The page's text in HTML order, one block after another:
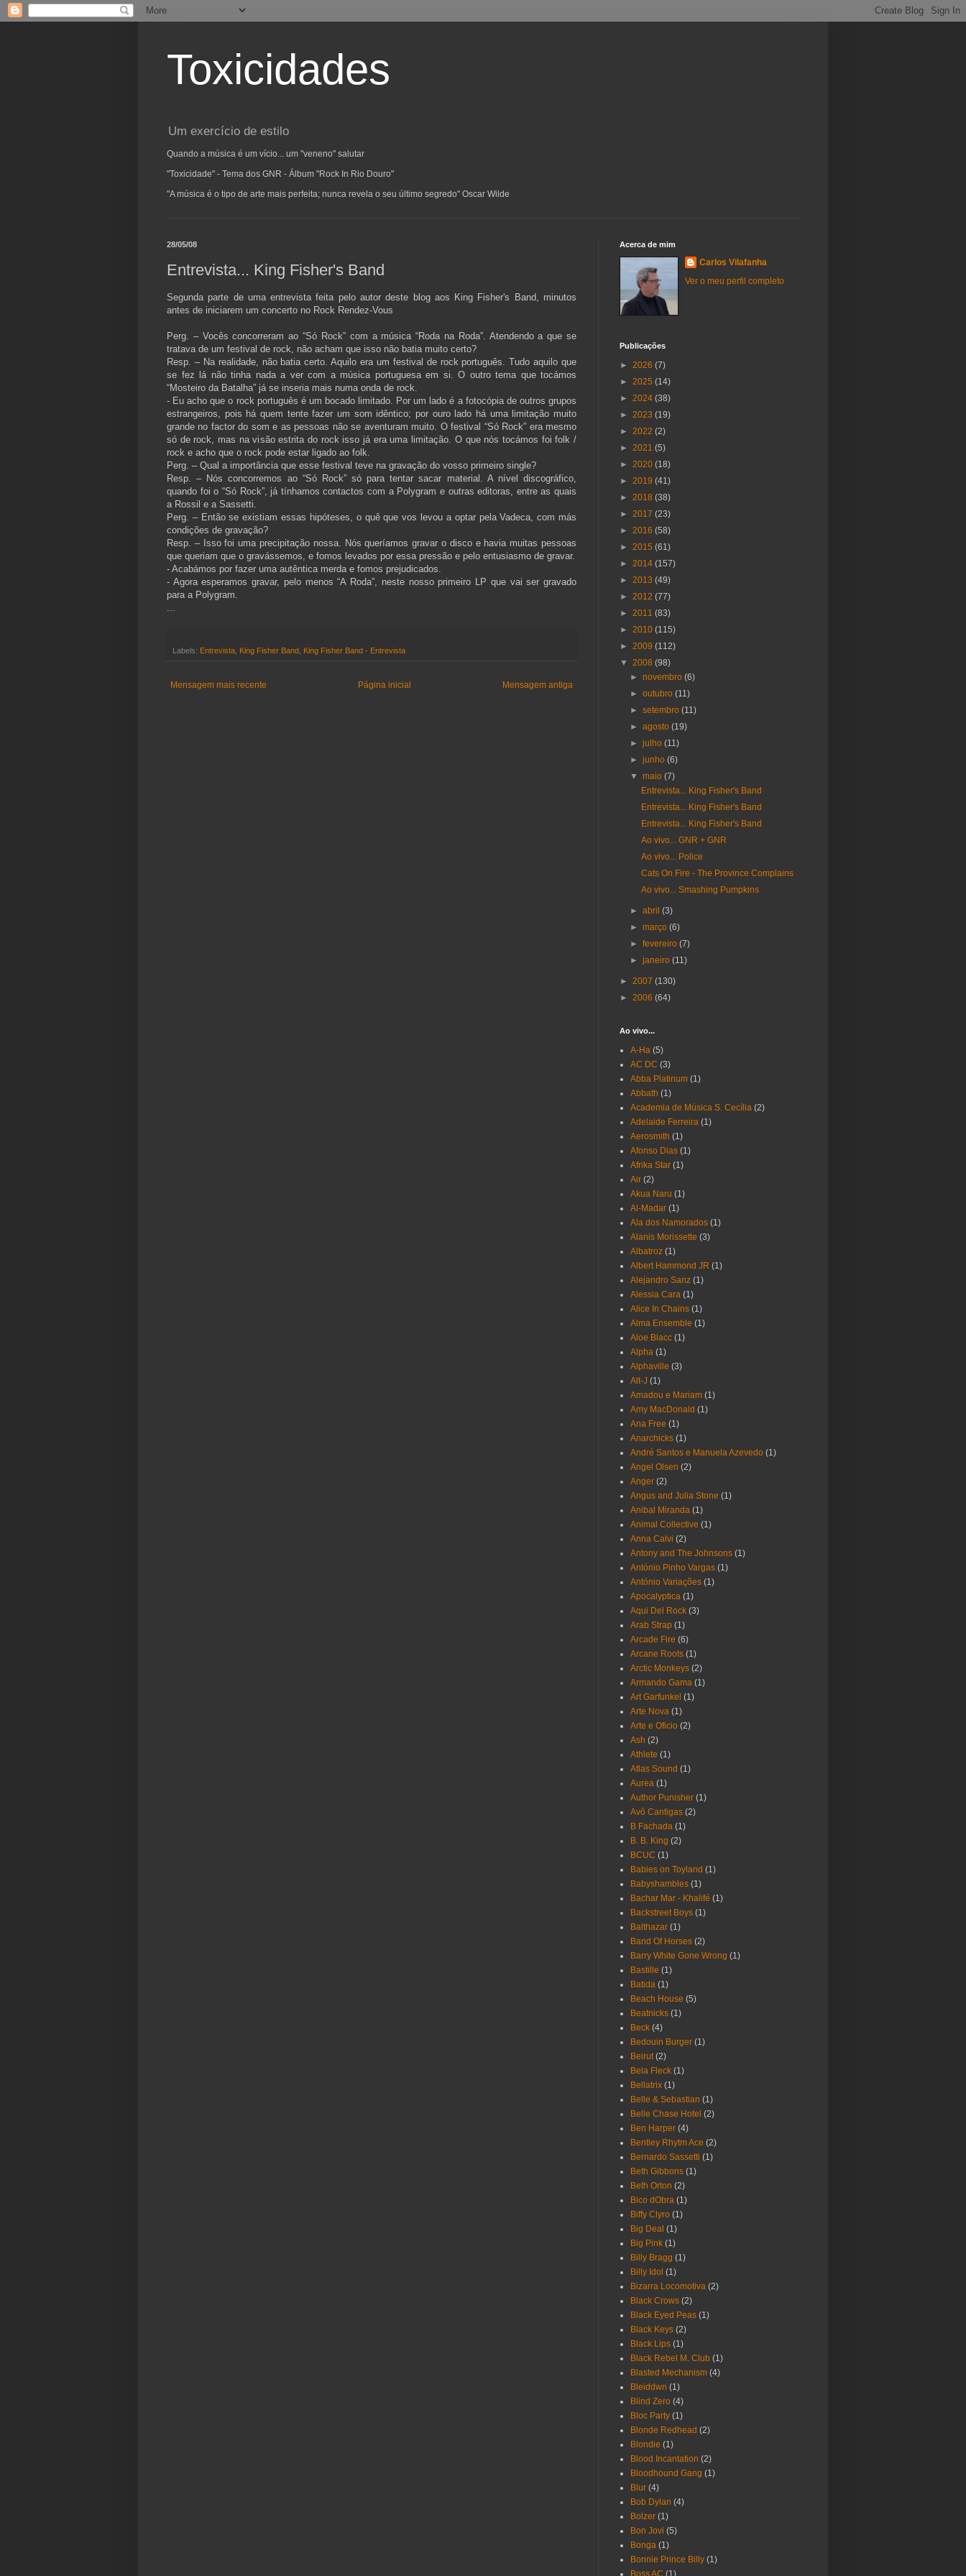
Toxicidades
Um exercício de estilo
Quando a música é um vício... um "veneno" salutar
"Toxicidade" - Tema dos GNR - Álbum "Rock In Rio Douro"
"A música é o tipo de arte mais perfeita; nunca revela o seu último segredo" Oscar Wilde
28/05/08
Entrevista... King Fisher's Band
Segunda parte de uma entrevista feita pelo autor deste blog aos King Fisher's Band, minutos
antes de iniciarem um concerto no Rock Rendez-Vous
Perg. – Vocês concorreram ao “Só Rock” com a música “Roda na Roda”. Atendendo a que se
tratava de um festival de rock, não acham que isso não batia muito certo?
Resp. – Na realidade, não batia certo. Aquilo era um festival de rock português. Tudo aquilo que
se fez lá não tinha nada a ver com a música portuguesa em si. O outro tema que tocámos
“Mosteiro da Batalha” já se inseria mais numa onda de rock.
- Eu acho que o rock português é um bocado limitado. Por um lado é a fotocópia de outros grupos
estrangeiros, pois há quem tente fazer um som idêntico; por ouro lado há uma limitação muito
grande no factor do som e as pessoas não se aventuram muito. O festival “Só Rock” era mesmo
só de rock, mas na visão estrita do rock isso já era uma limitação. O que nós tocámos foi folk /
rock e acho que o rock pode estar ligado ao folk.
Perg. – Qual a importância que esse festival teve na gravação do vosso primeiro single?
Resp. – Nós concorremos ao “Só Rock” só para tentar sacar material. A nível discográfico,
quando foi o “Só Rock”, já tínhamos contactos com a Polygram e outras editoras, entre as quais
a Rossil e a Sassetti.
Perg. – Então se existiam essas hipóteses, o quê que vos levou a optar pela Vadeca, com más
condições de gravação?
Resp. – Isso foi uma precipitação nossa. Nós queríamos gravar o disco e havia muitas pessoas
que queriam que o gravássemos, e fomos levados por essa pressão e pelo entusiasmo de gravar.
- Acabámos por fazer uma autêntica merda e fomos prejudicados.
- Agora esperamos gravar, pelo menos “A Roda”, neste nosso primeiro LP que vai ser gravado
para a Polygram.
...
Labels: Entrevista King Fisher Band King Fisher Band - Entrevista
Mensagem mais recente Mensagem antiga
Página inicial
Acerca de mim
Carlos Vilafanha
Ver o meu perfil completo
Publicações
► 2026 (7)
► 2025 (14)
► 2024 (38)
► 2023 (19)
► 2022 (2)
► 2021 (5)
► 2020 (18)
► 2019 (41)
► 2018 (38)
► 2017 (23)
► 2016 (58)
► 2015 (61)
► 2014 (157)
► 2013 (49)
► 2012 (77)
► 2011 (83)
► 2010 (115)
► 2009 (112)
▼ 2008 (98)
►novembro(6)
►outubro(11)
►setembro(11)
►agosto(19)
►julho(11)
►junho(6)
▼maio(7)
Entrevista... King Fisher's Band
Entrevista... King Fisher's Band
Entrevista... King Fisher's Band
Ao vivo... GNR + GNR
Ao vivo... Police
Cats On Fire - The Province Complains
Ao vivo... Smashing Pumpkins
►abril(3)
►março(6)
►fevereiro(7)
►janeiro(11)
► 2007 (130)
► 2006 (64)
Ao vivo...
A-Ha (5)
AC DC (3)
Abba Platinum (1)
Abbath (1)
Academia de Música S. Cecília (2)
Adelaide Ferreira (1)
Aerosmith (1)
Afonso Dias (1)
Afrika Star (1)
Air (2)
Akua Naru (1)
Al-Madar (1)
Ala dos Namorados (1)
Alanis Morissette (3)
Albatroz (1)
Albert Hammond JR (1)
Alejandro Sanz (1)
Alessia Cara (1)
Alice In Chains (1)
Alma Ensemble (1)
Aloe Blacc (1)
Alpha (1)
Alphaville (3)
Alt-J (1)
Amadou e Mariam (1)
Amy MacDonald (1)
Ana Free (1)
Anarchicks (1)
André Santos e Manuela Azevedo (1)
Angel Olsen (2)
Anger (2)
Angus and Julia Stone (1)
Anibal Miranda (1)
Animal Collective (1)
Anna Calvi (2)
Antony and The Johnsons (1)
António Pinho Vargas (1)
António Variações (1)
Apocalyptica (1)
Aqui Del Rock (3)
Arab Strap (1)
Arcade Fire (6)
Arcane Roots (1)
Arctic Monkeys (2)
Armando Gama (1)
Art Garfunkel (1)
Arte Nova (1)
Arte e Oficio (2)
Ash (2)
Athlete (1)
Atlas Sound (1)
Aurea (1)
Author Punisher (1)
Avô Cantigas (2)
B Fachada (1)
B. B. King (2)
BCUC (1)
Babies on Toyland (1)
Babyshambles (1)
Bachar Mar - Khalifé (1)
Backstreet Boys (1)
Balthazar (1)
Band Of Horses (2)
Barry White Gone Wrong (1)
Bastille (1)
Batida (1)
Beach House (5)
Beatnicks (1)
Beck (4)
Bedouin Burger (1)
Beirut (2)
Bela Fleck (1)
Bellatrix (1)
Belle & Sebastian (1)
Belle Chase Hotel (2)
Ben Harper (4)
Bentley Rhytm Ace (2)
Bernardo Sassetti (1)
Beth Gibbons (1)
Beth Orton (2)
Bico dObra (1)
Biffy Clyro (1)
Big Deal (1)
Big Pink (1)
Billy Bragg (1)
Billy Idol (1)
Bizarra Locomotiva (2)
Black Crows (2)
Black Eyed Peas (1)
Black Keys (2)
Black Lips (1)
Black Rebel M. Club (1)
Blasted Mechanism (4)
Bleiddwn (1)
Blind Zero (4)
Bloc Party (1)
Blonde Redhead (2)
Blondie (1)
Blood Incantation (2)
Bloodhound Gang (1)
Blur (4)
Bob Dylan (4)
Bolzer (1)
Bon Jovi (5)
Bonga (1)
Bonnie Prince Billy (1)